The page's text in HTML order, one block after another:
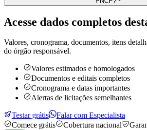
Acesse dados completos
Valores, cronograma, documentos, itens
do órgão responsável.
Valores estimados e homologados
Documentos e editais completos
Cronograma e datas importantes
Alertas de licitações semelhantes
Testar grátis
Falar com Especialista
Comece grátis
Cobertura nacional